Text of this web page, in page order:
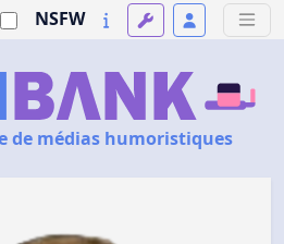
NSFW
de médias humoristiques